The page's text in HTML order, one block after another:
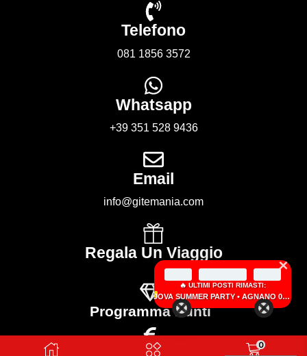
0
Telefono
081 1856 3572
Whatsapp
+39 351 528 9436
Email
info@gitemania.com
Regala Un Viaggio
Programma Punti
×
🔥 ULTIMI POSTI RIMASTI:
JOVA SUMMER PARTY • AGNANO 05 SETTEMBRE 2026